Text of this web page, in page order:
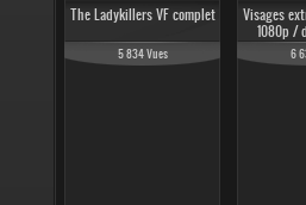
The Ladykillers VF complet
5 834 Vues
Visages
1080p /
6